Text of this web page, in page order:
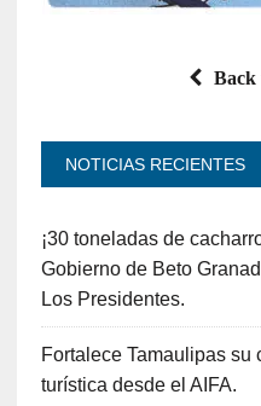
Back
NOTICIAS RECIENTES
¡30 toneladas de
Gobierno de Beto
Los Presidentes.
Fortalece Tamaulipas su
turística desde el AIFA.